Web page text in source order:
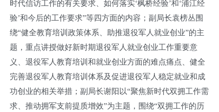
时代信访工作的有关要求、如何落实‘枫桥经验’和‘浦江经
验’和今后的工作要求”等四方面的内容；副局长袁榜丛围
绕“健全教育培训政策体系、助推退役军人就业创业”的主
题，重点讲授做好新时期退役军人就业创业工作重要意
义、退役军人教育培训和就业创业方面的难点痛点、健全
完善退役军人教育培训体系及促进退役军人稳定就业和成
功创业的相关举措；副局长谢阳以“聚焦新时代双拥工作需
求、推动拥军支前提质增效”为主题，围绕“双拥工作的历